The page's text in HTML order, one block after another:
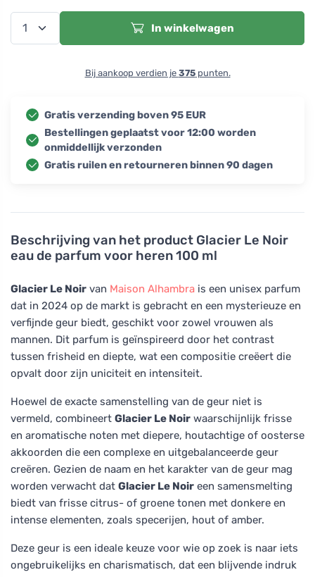
Beschrijving van het product Glacier Le Noir
eau de parfum voor heren 100 ml
Glacier Le Noir van Maison Alhambra is een unisex parfum
dat in 2024 op de markt is gebracht en een mysterieuze en
verfijnde geur biedt, geschikt voor zowel vrouwen als
mannen. Dit parfum is geïnspireerd door het contrast
tussen frisheid en diepte, wat een compositie creëert die
opvalt door zijn uniciteit en intensiteit.
Hoewel de exacte samenstelling van de geur niet is
vermeld, combineert Glacier Le Noir waarschijnlijk frisse
en aromatische noten met diepere, houtachtige of oosterse
akkoorden die een complexe en uitgebalanceerde geur
creëren. Gezien de naam en het karakter van de geur mag
worden verwacht dat Glacier Le Noir een samensmelting
biedt van frisse citrus- of groene tonen met donkere en
intense elementen, zoals specerijen, hout of amber.
Deze geur is een ideale keuze voor wie op zoek is naar iets
ongebruikelijks en charismatisch, dat een blijvende indruk
In winkelwagen
Bij aankoop verdien je 375punten.
Gratis verzending boven 95 EUR
Bestellingen geplaatst voor 12:00 worden
onmiddellijk verzonden
Gratis ruilen en retourneren binnen 90 dagen